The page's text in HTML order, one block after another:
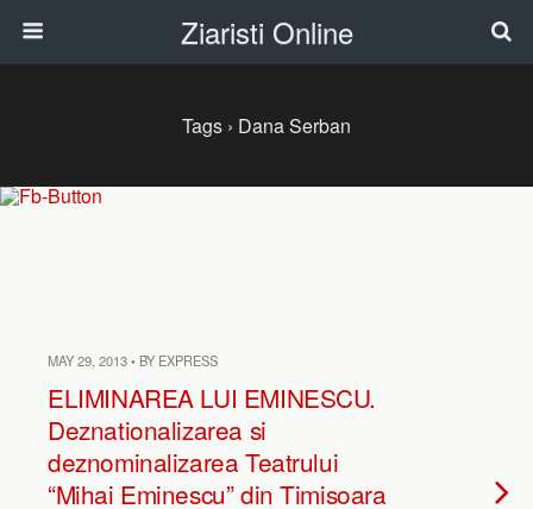
Ziaristi Online
Tags › Dana Serban
MAY 29, 2013 • BY EXPRESS
ELIMINAREA LUI EMINESCU.
Deznationalizarea si
deznominalizarea Teatrului
“Mihai Eminescu” din Timisoara